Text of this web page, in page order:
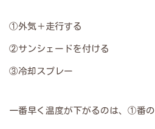
①外気＋走行する
②サンシェードを付ける
③冷却スプレー
一番早く温度が下がるのは、①番の